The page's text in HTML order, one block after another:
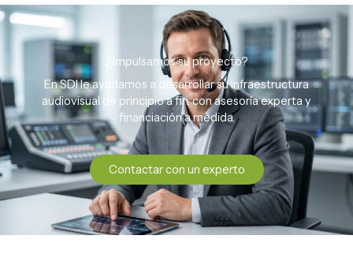
¿Impulsamos su proyecto?
En SDI le ayudamos a desarrollar su infraestructura
audiovisual de principio a fin, con asesoría experta y
financiación a medida.
Contactar con un experto